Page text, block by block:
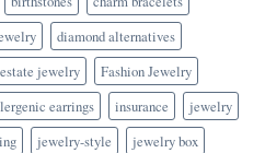
diamond alternatives
estate jewelry
Fashion Jewelry
earrings insurance
jewelry
jewelry-style
jewelry box